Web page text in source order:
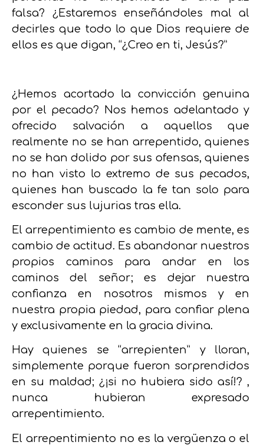
falsa? ¿Estaremos enseñándoles mal al
decirles que todo lo que Dios requiere de
ellos es que digan, “¿Creo en ti, Jesús?”
¿Hemos acortado la convicción genuina
por el pecado? Nos hemos adelantado y
ofrecido salvación a aquellos que
realmente no se han arrepentido, quienes
no se han dolido por sus ofensas, quienes
no han visto lo extremo de sus pecados,
quienes han buscado la fe tan solo para
esconder sus lujurias tras ella.
El arrepentimiento es cambio de mente, es
cambio de actitud. Es abandonar nuestros
propios caminos para andar en los
caminos del señor; es dejar nuestra
confianza en nosotros mismos y en
nuestra propia piedad, para confiar plena
y exclusivamente en la gracia divina.
Hay quienes se “arrepienten” y lloran,
simplemente porque fueron sorprendidos
en su maldad; ¿¡si no hubiera sido así!? ,
nunca hubieran expresado
arrepentimiento.
El arrepentimiento no es la vergüenza o el